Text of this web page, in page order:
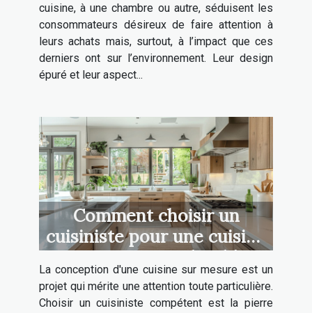
cuisine, à une chambre ou autre, séduisent les
consommateurs désireux de faire attention à
leurs achats mais, surtout, à l’impact que ces
derniers ont sur l’environnement. Leur design
épuré et leur aspect...
Comment choisir un
cuisiniste pour une cuisine
sur mesure et durable
La conception d'une cuisine sur mesure est un
projet qui mérite une attention toute particulière.
Choisir un cuisiniste compétent est la pierre